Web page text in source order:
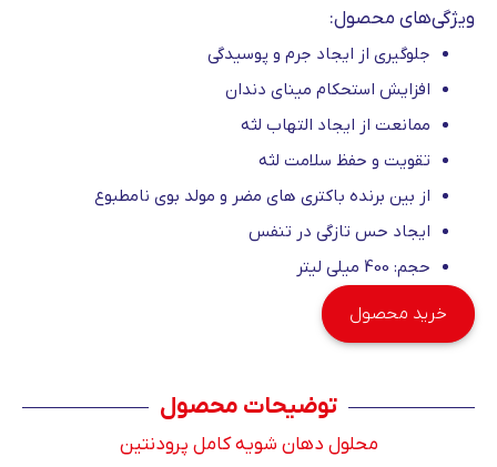
ویژگی‌های محصول:
جلوگیری از ایجاد جرم و پوسیدگی
افزایش استحکام مینای دندان
ممانعت از ایجاد التهاب لثه
تقویت و حفظ سلامت لثه
از بین برنده باکتری های مضر و مولد بوی نامطبوع
ایجاد حس تازگی در تنفس
حجم: 400 میلی لیتر
خرید محصول
توضیحات محصول
محلول دهان شویه کامل پرودنتین